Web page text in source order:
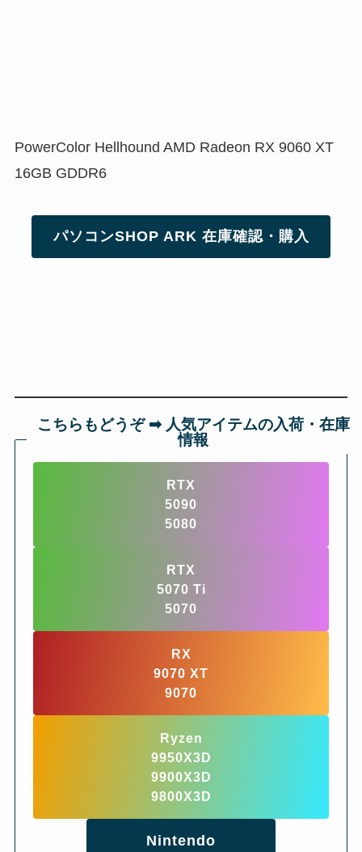
PowerColor Hellhound AMD Radeon RX 9060 XT
16GB GDDR6
パソコンSHOP ARK 在庫確認・購入
こちらもどうぞ ➡︎ 人気アイテムの入荷・在庫
情報
RTX
5090
5080
RTX
5070 Ti
5070
RX
9070 XT
9070
Ryzen
9950X3D
9900X3D
9800X3D
Nintendo